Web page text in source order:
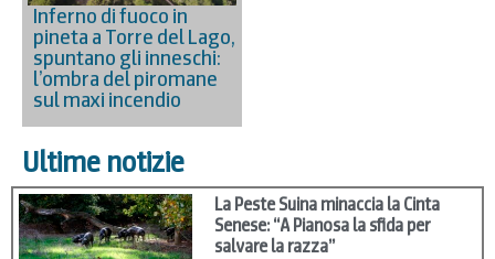
Inferno di fuoco in
pineta a Torre del Lago,
spuntano gli inneschi:
l’ombra del piromane
sul maxi incendio
Ultime notizie
La Peste Suina minaccia la Cinta
Senese: “A Pianosa la sfida per
salvare la razza”